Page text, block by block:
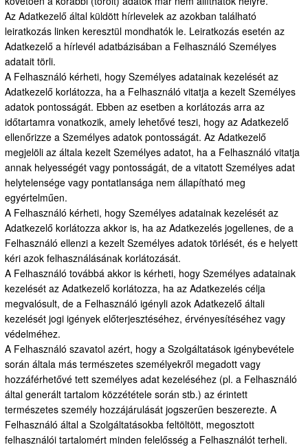
Az Adatkezelő által küldött hírlevelek az azokban található
leiratkozás linken keresztül mondhatók le. Leiratkozás esetén az
Adatkezelő a hírlevél adatbázisában a Felhasználó Személyes
adatait törli.
A Felhasználó kérheti, hogy Személyes adatainak kezelését az
Adatkezelő korlátozza, ha a Felhasználó vitatja a kezelt Személyes
adatok pontosságát. Ebben az esetben a korlátozás arra az
időtartamra vonatkozik, amely lehetővé teszi, hogy az Adatkezelő
ellenőrizze a Személyes adatok pontosságát. Az Adatkezelő
megjelöli az általa kezelt Személyes adatot, ha a Felhasználó vitatja
annak helyességét vagy pontosságát, de a vitatott Személyes adat
helytelensége vagy pontatlansága nem állapítható meg
egyértelműen.
A Felhasználó kérheti, hogy Személyes adatainak kezelését az
Adatkezelő korlátozza akkor is, ha az Adatkezelés jogellenes, de a
Felhasználó ellenzi a kezelt Személyes adatok törlését, és e helyett
kéri azok felhasználásának korlátozását.
A Felhasználó továbbá akkor is kérheti, hogy Személyes adatainak
kezelését az Adatkezelő korlátozza, ha az Adatkezelés célja
megvalósult, de a Felhasználó igényli azok Adatkezelő általi
kezelését jogi igények előterjesztéséhez, érvényesítéséhez vagy
védelméhez.
A Felhasználó szavatol azért, hogy a Szolgáltatások igénybevétele
során általa más természetes személyekről megadott vagy
hozzáférhetővé tett személyes adat kezeléséhez (pl. a Felhasználó
által generált tartalom közzététele során stb.) az érintett
természetes személy hozzájárulását jogszerűen beszerezte. A
Felhasználó által a Szolgáltatásokba feltöltött, megosztott
felhasználói tartalomért minden felelősség a Felhasználót terheli.